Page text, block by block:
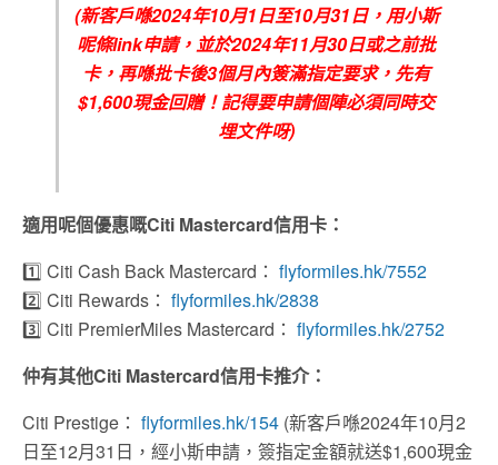
(新客戶喺2024年10月1日至10月31日，用小斯
呢條link申請，並於2024年11月30日或之前批
卡，再喺批卡後3個月內簽滿指定要求，先有
$1,600現金回贈！記得要申請個陣必須同時交
埋文件呀)
適用呢個優惠嘅Citi Mastercard信用卡：
1️⃣ Citi Cash Back Mastercard： flyformiles.hk/7552
2️⃣ Citi Rewards： flyformiles.hk/2838
3️⃣ Citi PremierMiles Mastercard： flyformiles.hk/2752
仲有其他Citi Mastercard信用卡推介：
Citi Prestige： flyformiles.hk/154 (新客戶喺2024年10月2
日至12月31 日，經小斯申請，簽指定金額就送$1,600現金